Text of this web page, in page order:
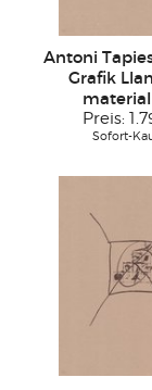
Antoni
Grafik
Preis:
Sofort-